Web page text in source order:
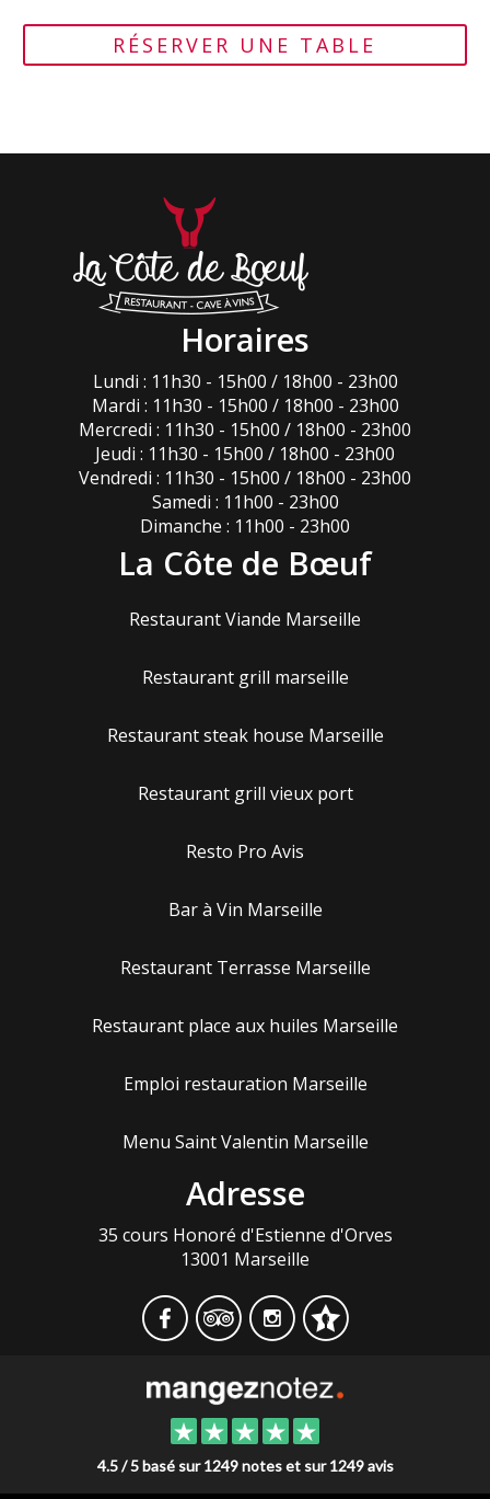
RÉSERVER UNE TABLE
Horaires
Lundi : 11h30 - 15h00 / 18h00 - 23h00
Mardi : 11h30 - 15h00 / 18h00 - 23h00
Mercredi : 11h30 - 15h00 / 18h00 - 23h00
Jeudi : 11h30 - 15h00 / 18h00 - 23h00
Vendredi : 11h30 - 15h00 / 18h00 - 23h00
Samedi : 11h00 - 23h00
Dimanche : 11h00 - 23h00
La Côte de Bœuf
Restaurant Viande Marseille
Restaurant grill marseille
Restaurant steak house Marseille
Restaurant grill vieux port
Resto Pro Avis
Bar à Vin Marseille
Restaurant Terrasse Marseille
Restaurant place aux huiles Marseille
Emploi restauration Marseille
Menu Saint Valentin Marseille
Adresse
35 cours Honoré d'Estienne d'Orves
13001 Marseille
4.5 / 5 basé sur 1249 notes et sur 1249 avis